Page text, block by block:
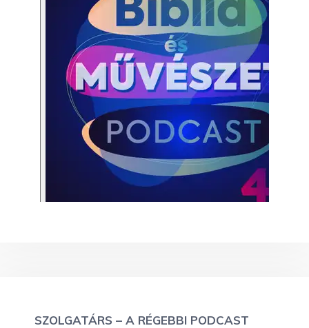
SZOLGATÁRS – A RÉGEBBI PODCAST